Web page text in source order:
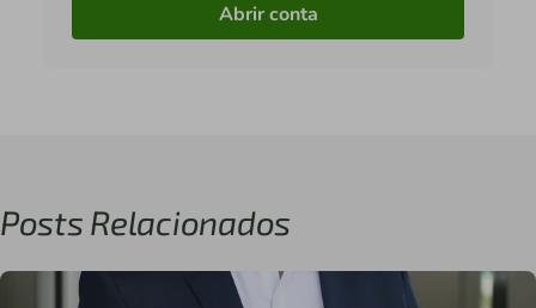
Abrir conta
Posts Relacionados